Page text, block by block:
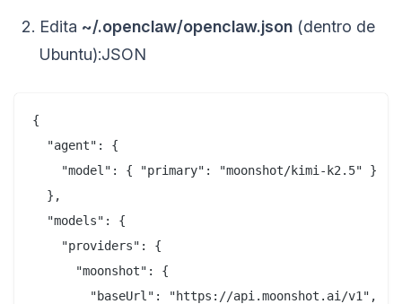
Edita ~/.openclaw/openclaw.json (dentro de
Ubuntu):JSON
{
  "agent": {
    "model": { "primary": "moonshot/kimi-k2.5" }
  },
  "models": {
    "providers": {
      "moonshot": {
        "baseUrl": "https://api.moonshot.ai/v1",